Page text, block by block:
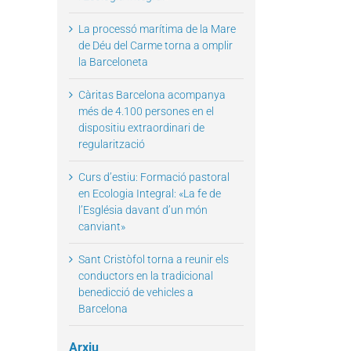
La processó marítima de la Mare
de Déu del Carme torna a omplir
la Barceloneta
Càritas Barcelona acompanya
més de 4.100 persones en el
dispositiu extraordinari de
regularització
Curs d’estiu: Formació pastoral
en Ecologia Integral: «La fe de
l’Església davant d’un món
canviant»
Sant Cristòfol torna a reunir els
conductors en la tradicional
benedicció de vehicles a
Barcelona
Arxiu